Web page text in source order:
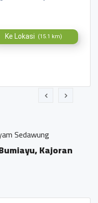
Ke Lokasi (15.1 km)
Sedawung
Kajoran